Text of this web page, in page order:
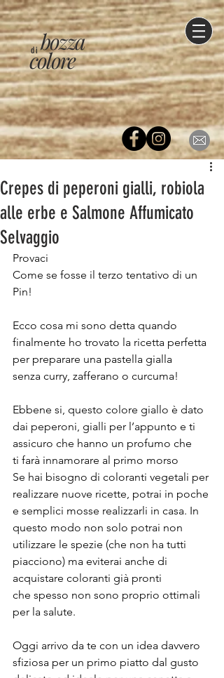
di
colore
bozza
Crepes di peperoni gialli, robiola
alle erbe e Salmone Affumicato
Selvaggio
Provaci
Come se fosse il terzo tentativo di un
Pin!
Ecco cosa mi sono detta quando
finalmente ho trovato la ricetta perfetta
per preparare una pastella gialla
senza curry, zafferano o curcuma!
Ebbene si, questo colore giallo è dato
dai peperoni, gialli per l’appunto e ti
assicuro che hanno un profumo che
ti farà innamorare al primo morso
Se hai bisogno di coloranti vegetali per
realizzare nuove ricette, potrai in poche
e semplici mosse realizzarli in casa. In
questo modo non solo potrai non
utilizzare le spezie (che non ha tutti
piacciono) ma eviterai anche di
acquistare coloranti già pronti
che spesso non sono proprio ottimali
per la salute.
Oggi arrivo da te con un idea davvero
sfiziosa per un primo piatto dal gusto